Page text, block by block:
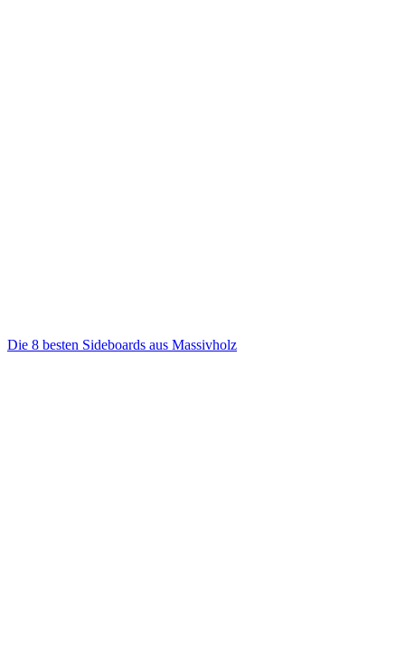
Die 8 besten Sideboards aus Massivholz